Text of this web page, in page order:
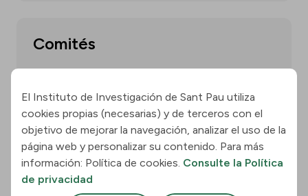
Comités
Memorias
El Instituto de Investigación de Sant Pau utiliza
cookies propias (necesarias) y de terceros con el
objetivo de mejorar la navegación, analizar el uso de la
página web y personalizar su contenido. Para más
información: Política de cookies. Consulte la Política
de privacidad